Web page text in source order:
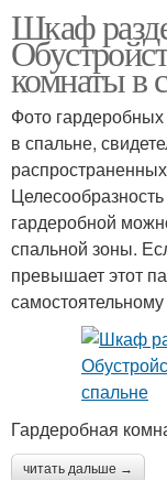
Шкаф
комнаты в
Фото
в спальне,
гардеробной
спальной зоны.
превышает этот
Гардеробная
читать дальше →